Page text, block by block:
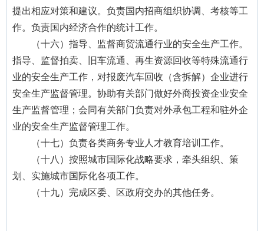
提出相应对策和建议。负责国内招商组织协调、考核等工
作。负责国内经济合作的统计工作。
（十六）指导、监督商贸流通行业的安全生产工作。
指导、监督拍卖、旧车流通、再生资源回收等特殊流通行
业的安全生产工作，对报废汽车回收（含拆解）企业进行
安全生产监督管理。协助有关部门做好外商投资企业安全
生产监督管理；会同有关部门负责对外承包工程和驻外企
业的安全生产监督管理工作。
（十七）负责各类商务专业人才教育培训工作。
（十八）按照城市国际化战略要求，牵头组织、策
划、实施城市国际化各项工作。
（十九）完成区委、区政府交办的其他任务。